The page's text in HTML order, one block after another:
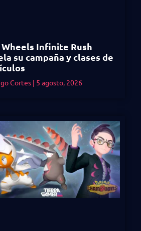
Infinite Rush
su campaña y clases de
Cortes 5 agosto, 2026